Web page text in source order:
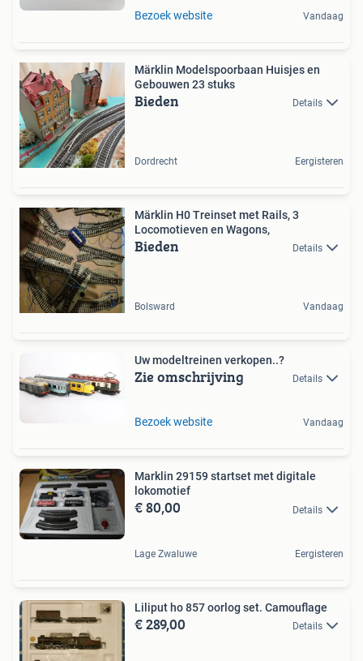
Bezoek website Vandaag
Märklin Modelspoorbaan Huisjes en
Gebouwen 23 stuks
Bieden Details
Dordrecht Eergisteren
Märklin H0 Treinset met Rails, 3
Locomotieven en Wagons,
Bieden Details
Bolsward Vandaag
Uw modeltreinen verkopen..?
Zie omschrijving Details
Bezoek website Vandaag
Marklin 29159 startset met digitale
lokomotief
€ 80,00 Details
Lage Zwaluwe Eergisteren
Liliput ho 857 oorlog set. Camouflage
€ 289,00 Details